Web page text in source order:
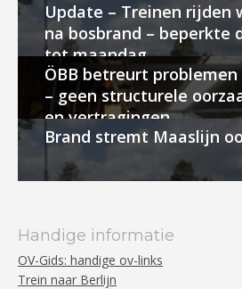
Update – Treinen rijden
na bosbrand – beperkte
tot maandag
ÖBB betreurt
– geen structurele
en vertragingen
Brand stremt Maaslijn
Handige informatie
OV-Gids: handige ov-links
Trein naar Berlijn